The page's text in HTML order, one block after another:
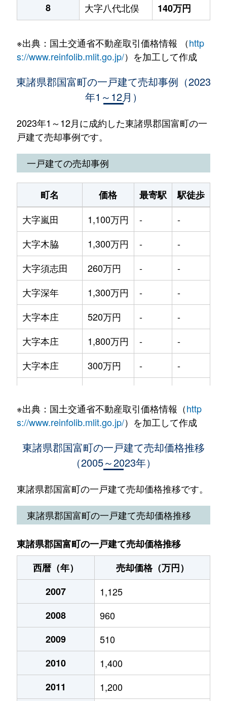
8
大字八代北俣 140万円
※出典：国土交通省不動産取引価格情報 （http
s://www.reinfolib.mlit.go.jp/）を加工して作成
東諸県郡国富町の一戸建て売却事例（2023
年1～12月）
2023年1～12月に成約した東諸県郡国富町の一
戸建て売却事例です。
一戸建ての売却事例
町名 価格 最寄駅 駅徒歩
大字嵐田
1,100万円 - -
大字木脇
1,300万円 - -
大字須志田
260万円 - -
大字深年
1,300万円 - -
大字本庄
520万円 - -
大字本庄
1,800万円 - -
大字本庄
300万円 - -
大字本庄
600万円 -
300万円 -
大字森永
220万円 - -
大字八代北俣
140万円 - -
※出典：国土交通省不動産取引価格情報（http
s://www.reinfolib.mlit.go.jp/）を加工して作成
東諸県郡国富町の一戸建て売却価格推移
（2005～2023年）
東諸県郡国富町の一戸建て売却価格推移です。
東諸県郡国富町の一戸建て売却価格推移
東諸県郡国富町の一戸建て売却価格推移
西暦（年）
売却価格（万円）
2007
1,125
2008
960
2009
510
2010
1,400
2011
1,200